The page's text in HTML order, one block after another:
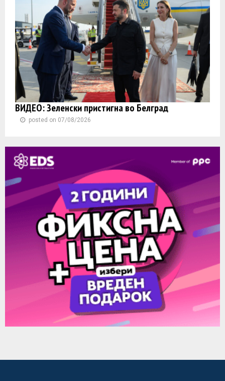
ВИДЕО: Зеленски пристигна во Белград
posted on 07/08/2026